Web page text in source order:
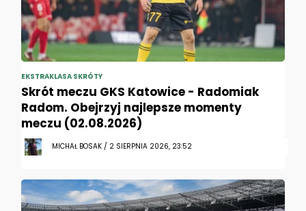
EKSTRAKLASA SKRÓTY
Skrót meczu GKS Katowice - Radomiak
Radom. Obejrzyj najlepsze momenty
meczu (02.08.2026)
MICHAŁ BOSAK / 2 SIERPNIA 2026, 23:52